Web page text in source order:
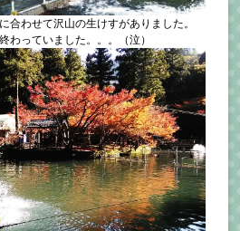
合わせて沢山の生けすがありました。
わっていました。。。（泣）